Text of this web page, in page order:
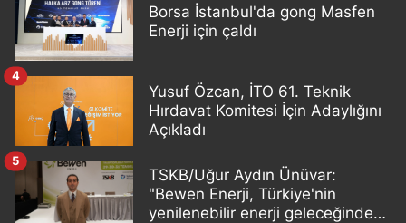
Borsa İstanbul'da gong Masfen
Enerji için çaldı
Yusuf Özcan, İTO 61. Teknik
Hırdavat Komitesi İçin Adaylığını
Açıkladı
4
TSKB/Uğur Aydın Ünüvar:
"Bewen Enerji, Türkiye'nin
yenilenebilir enerji geleceğinde
5